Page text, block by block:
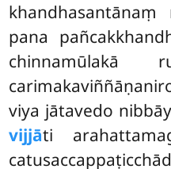
pana
viya jātavedo
vijjāti